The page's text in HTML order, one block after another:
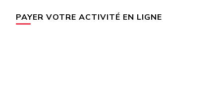
PAYER VOTRE ACTIVITÉ EN LIGNE